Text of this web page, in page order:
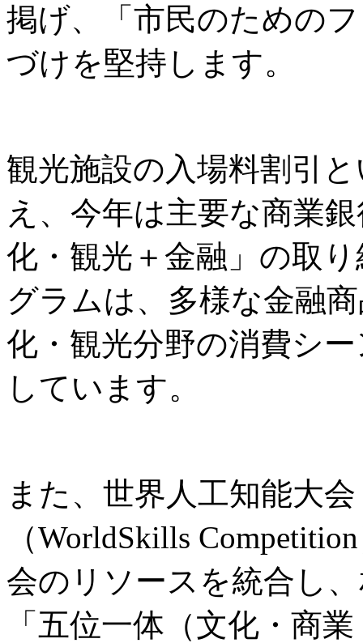
掲げ、「市民のための
づけを堅持します。
観光施設の入場料割引
え、今年は主要な商業
化・観光＋金融」の取
グラムは、多様な金融
化・観光分野の消費シ
しています。
また、世界人工知能大
（WorldSkills
会のリソースを統合し
「五位一体（文化・商